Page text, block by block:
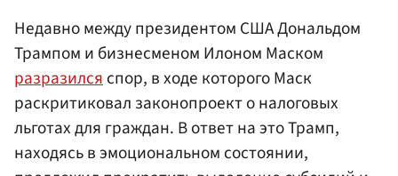
Недавно между президентом США Дональдом
Трампом и бизнесменом Илоном Маском
разразился спор, в ходе которого Маск
раскритиковал законопроект о налоговых
льготах для граждан. В ответ на это Трамп,
находясь в эмоциональном состоянии,